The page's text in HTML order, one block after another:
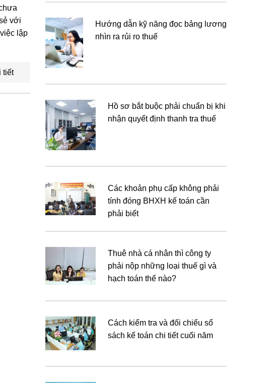
với
lập
tiết
Hướng dẫn kỹ năng đọc bảng lương
nhìn ra rủi ro thuế
Hồ sơ bắt buộc phải chuẩn bị khi
nhận quyết định thanh tra thuế
Các khoản phụ cấp không phải
tính đóng BHXH kế toán cần
phải biết
Thuê nhà cá nhân thì công ty
phải nộp những loại thuế gì và
hạch toán thế nào?
Cách kiểm tra và đối chiếu sổ
sách kế toán chi tiết cuối năm